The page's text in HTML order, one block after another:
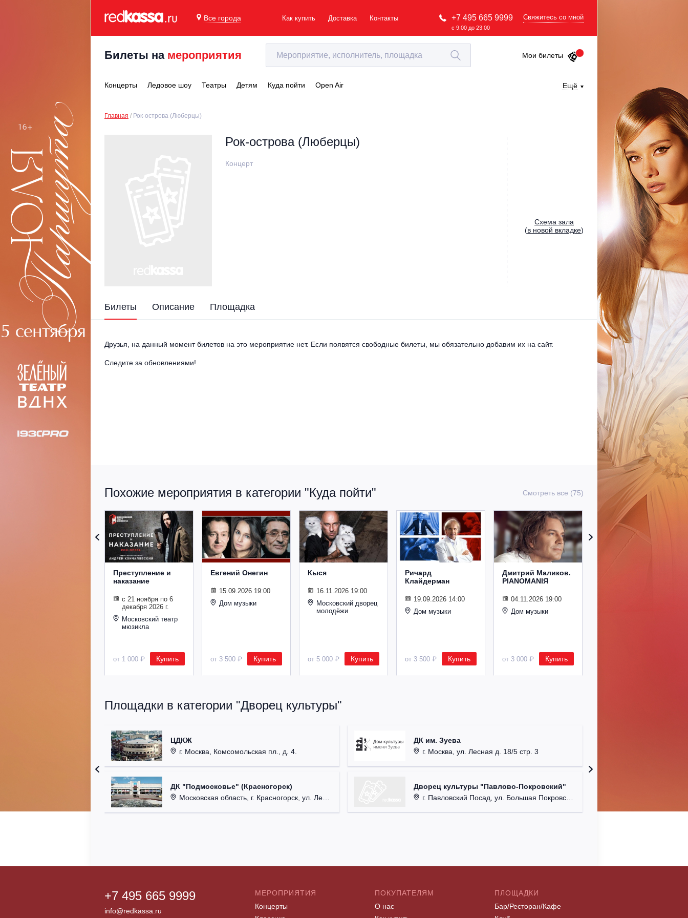
Все города Как купить Доставка Контакты +7 495 665 9999
с 9:00 до 23:00
Свяжитесь со мной
Билеты на мероприятия Мои билеты
Концерты Ледовое шоу Театры Детям Куда пойти Open Air Ещё
Главная Рок-острова (Люберцы)
Рок-острова (Люберцы)
Концерт
Cхема зала
(в новой вкладке)
Билеты Описание Площадка
Друзья, на данный момент билетов на это мероприятие нет. Если появятся свободные билеты, мы обязательно добавим их на сайт.
Следите за обновлениями!
Похожие мероприятия в категории "Куда пойти" Смотреть все (75)
Преступление и
наказание
с 21 ноября по 6
декабря 2026 г.
Московский театр
мюзикла
от 1 000 ₽ Купить
Евгений Онегин
15.09.2026 19:00
Дом музыки
от 3 500 ₽ Купить
Кыся
16.11.2026 19:00
Московский дворец
молодёжи
от 5 000 ₽ Купить
Ричард
Клайдерман
19.09.2026 14:00
Дом музыки
от 3 500 ₽ Купить
Дмитрий Маликов.
PIANOMANIЯ
04.11.2026 19:00
Дом музыки
от 3 000 ₽ Купить
Площадки в категории "Дворец культуры"
ЦДКЖ
г. Москва, Комсомольская пл., д. 4.
ДК "Подмосковье" (Красногорск)
Московская область, г. Красногорск, ул. Ленина, д. 3.
ДК им. Зуева
г. Москва, ул. Лесная д. 18/5 стр. 3
Дворец культуры "Павлово-Покровский"
г. Павловский Посад, ул. Большая Покровская, д. 37.
+7 495 665 9999
info@redkassa.ru
МЕРОПРИЯТИЯ
Концерты
ПОКУПАТЕЛЯМ
О нас
ПЛОЩАДКИ
Бар/Ресторан/Кафе